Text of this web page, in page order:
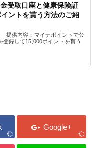
受取口座と健康保険証
ントを貰う方法のご紹
供内容：マイナポイントで公
録して15,000ポイントを貰う